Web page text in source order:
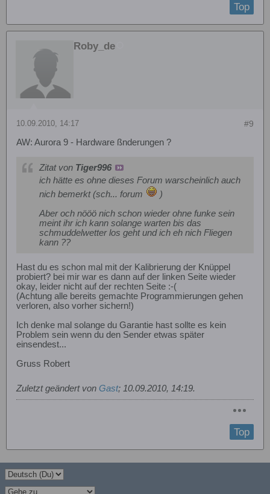
Top
Roby_de
#9
10.09.2010, 14:17
AW: Aurora 9 - Hardware ßnderungen ?
Zitat von Tiger996
ich hätte es ohne dieses Forum warscheinlich auch
nich bemerkt (sch... forum
)
Aber och nööö nich schon wieder ohne funke sein
meint ihr ich kann solange warten bis das
schmuddelwetter los geht und ich eh nich Fliegen
kann ??
Hast du es schon mal mit der Kalibrierung der Knüppel
probiert? bei mir war es dann auf der linken Seite wieder
okay, leider nicht auf der rechten Seite :-(
(Achtung alle bereits gemachte Programmierungen gehen
verloren, also vorher sichern!)
Ich denke mal solange du Garantie hast sollte es kein
Problem sein wenn du den Sender etwas später
einsendest...
Gruss Robert
Zuletzt geändert von Gast; 10.09.2010, 14:19.
Top